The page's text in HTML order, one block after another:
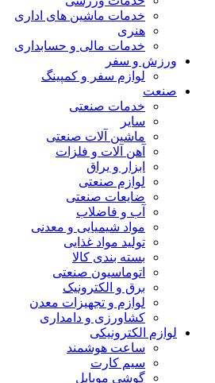
خدمات ماشین های اداری
هنری
خدمات مالی و حسابداری
ورزش و سفر
لوازم سفر و کمپینگ
صنعت
خدمات صنعتی
سایر
ماشین آلات صنعتی
آهن آلات و فلزات
ابزار و یراق
لوازم صنعتی
ضایعات صنعتی
آب و فاضلاب
مواد شیمیایی و معدنی
تولید مواد غذایی
بسته بندی کالا
اتوماسیون صنعتی
برق و الکترونیک
لوازم و تجهیزات معدن
کشاورزی و دامداری
لوازم الکترونیکی
ساعت هوشمند
سیم کارت
گوشی موبایل